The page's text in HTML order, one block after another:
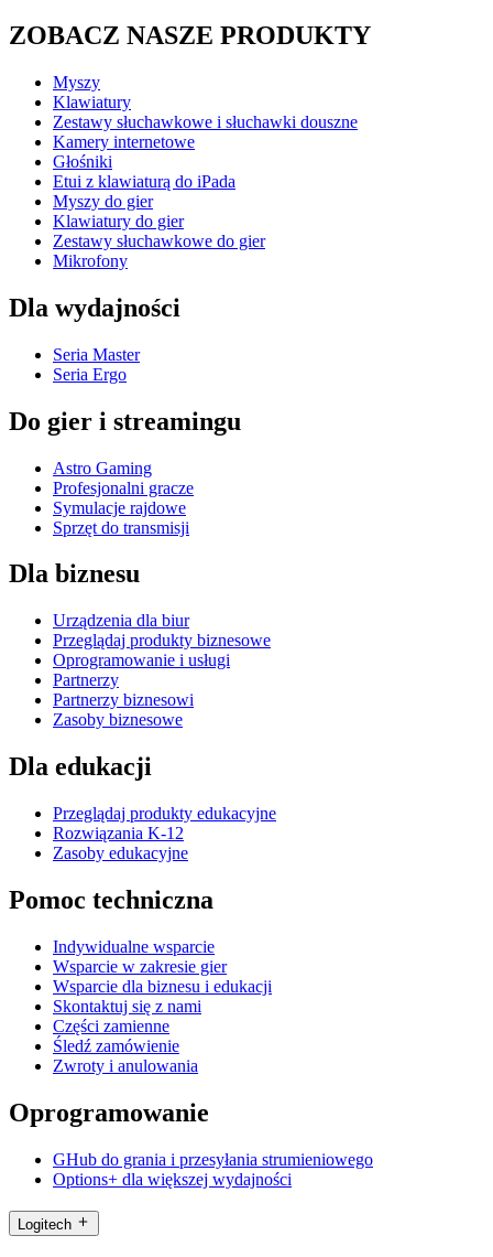
ZOBACZ NASZE PRODUKTY
Myszy
Klawiatury
Zestawy słuchawkowe i słuchawki douszne
Kamery internetowe
Głośniki
Etui z klawiaturą do iPada
Myszy do gier
Klawiatury do gier
Zestawy słuchawkowe do gier
Mikrofony
Dla wydajności
Seria Master
Seria Ergo
Do gier i streamingu
Astro Gaming
Profesjonalni gracze
Symulacje rajdowe
Sprzęt do transmisji
Dla biznesu
Urządzenia dla biur
Przeglądaj produkty biznesowe
Oprogramowanie i usługi
Partnerzy
Partnerzy biznesowi
Zasoby biznesowe
Dla edukacji
Przeglądaj produkty edukacyjne
Rozwiązania K-12
Zasoby edukacyjne
Pomoc techniczna
Indywidualne wsparcie
Wsparcie w zakresie gier
Wsparcie dla biznesu i edukacji
Skontaktuj się z nami
Części zamienne
Śledź zamówienie
Zwroty i anulowania
Oprogramowanie
GHub do grania i przesyłania strumieniowego
Options+ dla większej wydajności
Logitech